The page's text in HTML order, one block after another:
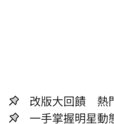
改版大回饋 熱